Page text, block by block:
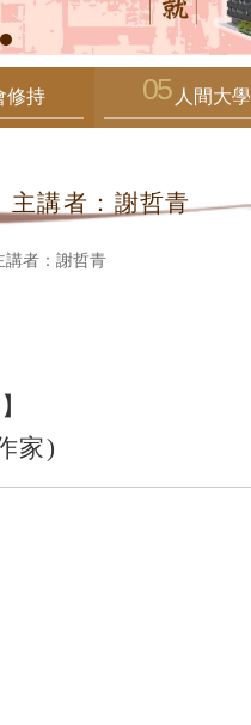
修持 人間大學
主講者：謝哲青
講者：謝哲青
家)